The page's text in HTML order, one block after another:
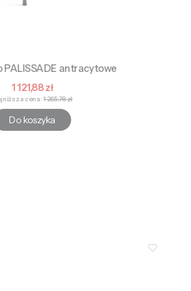
PALISSADE antracytowe
Cena promocyjna
1 121,88 zł
cena: 1 265,78 zł
Do koszyka